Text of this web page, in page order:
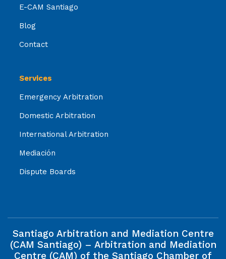
E-CAM Santiago
Blog
Contact
Services
Emergency Arbitration
Domestic Arbitration
International Arbitration
Mediación
Dispute Boards
Santiago Arbitration and Mediation Centre
(CAM Santiago) – Arbitration and Mediation
Centre (CAM) of the Santiago Chamber of